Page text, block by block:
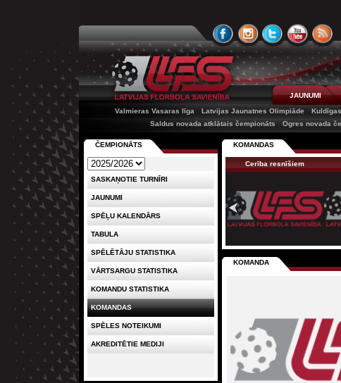
JAUNUMI
Valmieras Vasaras līga
Latvijas Jaunatnes Olimpiāde
Saldus novada atklātais čempionāts
Ogres novada
KOMANDAS
Cerība resnīšiem
KOMANDA
ČEMPIONĀTS
SASKAŅOTIE TURNĪRI
JAUNUMI
SPĒĻU KALENDĀRS
TABULA
SPĒLĒTĀJU STATISTIKA
VĀRTSARGU STATISTIKA
KOMANDU STATISTIKA
KOMANDAS
SPĒLES NOTEIKUMI
AKREDITĒTIE MEDIJI